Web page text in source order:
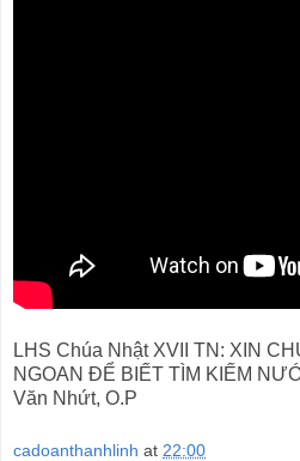
LHS Chúa Nhật XVII TN: XIN
NGOAN ĐỂ BIẾT TÌM KIẾM
Văn Nhứt, O.P
cadoanthanhlinh at 22:00